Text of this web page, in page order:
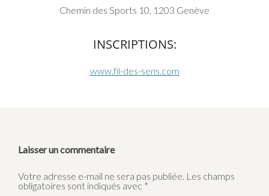
Chemin des Sports 10, 1203 Genève
INSCRIPTIONS:
www.fil-des-sens.com
Laisser un commentaire
Votre adresse e-mail ne sera pas publiée. Les champs
obligatoires sont indiqués avec *